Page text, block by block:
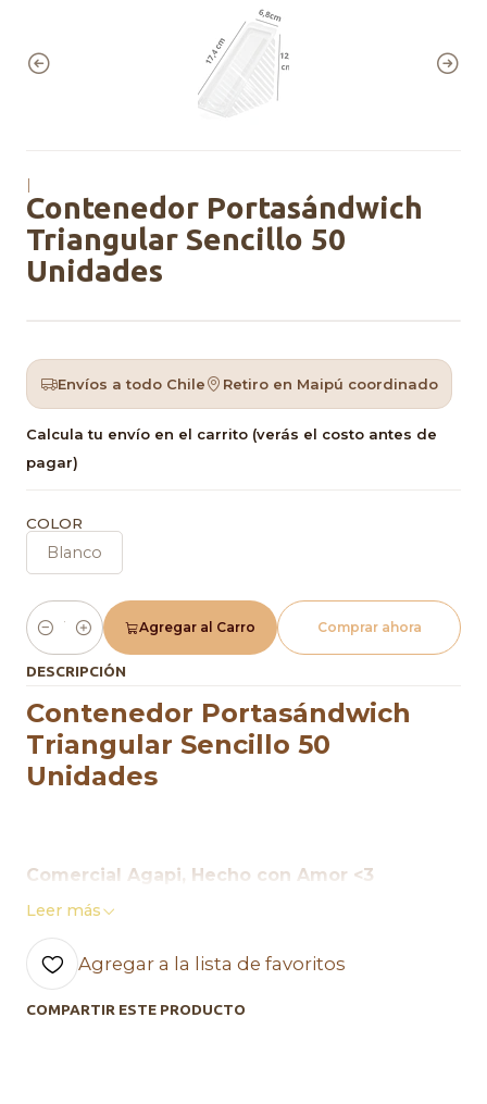
|
Contenedor Portasándwich
Triangular Sencillo 50
Unidades
Envíos a todo Chile Retiro en Maipú coordinado
Calcula tu envío en el carrito (verás el costo antes de
pagar)
COLOR
Blanco
Cantidad
Agregar al Carro Comprar ahora
DESCRIPCIÓN
Contenedor Portasándwich
Triangular Sencillo 50
Unidades
Comercial Agapi, Hecho con Amor <3
Leer más
Agregar a la lista de favoritos
COMPARTIR ESTE PRODUCTO